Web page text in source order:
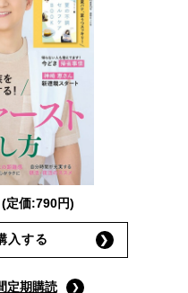
(定価:790円)
入する
定期購読